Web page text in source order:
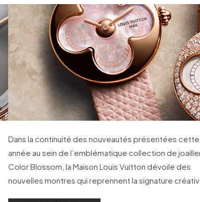
Dans la continuité des nouveautés présentées cette
année au sein de l’emblématique collection de
Color Blossom, la Maison Louis Vuitton dévoile des
nouvelles montres qui reprennent la signature